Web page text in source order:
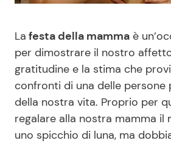
Mondo Mamma
News benessere
Salute
Le
La festa della mamma è
per dimostrare il nostro
gratitudine e la stima che
confronti di una delle persone
della nostra vita. Proprio per
regalare alla nostra mamma il
uno spicchio di luna, ma